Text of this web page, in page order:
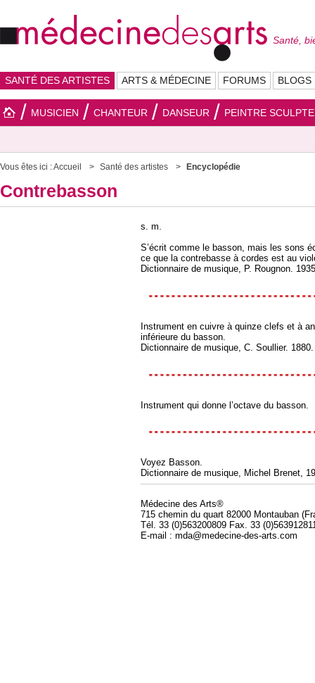
Santé,
SANTÉ DES ARTISTES ARTS & MÉDECINE FORUMS BLOGS
MUSICIEN CHANTEUR DANSEUR PEINTRE
Vous êtes ici :Accueil Santé des artistes Encyclopédie
Contrebasson
s. m.
S’écrit comme le basson, mais les sons
ce que la contrebasse à cordes est au
Dictionnaire de musique, P. Rougnon. 1935
Instrument en cuivre à quinze clefs et à
inférieure du basson.
Dictionnaire de musique, C. Soullier. 1880.
Instrument qui donne l’octave du basson.
Voyez Basson.
Dictionnaire de musique, Michel Brenet,
Médecine des Arts®
715 chemin du quart 82000 Montauban
Tél. 33 (0)563200809 Fax. 33
E-mail : mda@medecine-des-arts.com